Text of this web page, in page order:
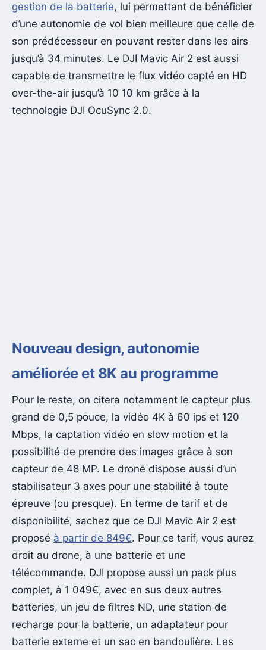
gestion de la batterie, lui permettant de bénéficier
d’une autonomie de vol bien meilleure que celle de
son prédécesseur en pouvant rester dans les airs
jusqu’à 34 minutes. Le DJI Mavic Air 2 est aussi
capable de transmettre le flux vidéo capté en HD
over-the-air jusqu’à 10 10 km grâce à la
technologie DJI OcuSync 2.0.
Nouveau design, autonomie
améliorée et 8K au programme
Pour le reste, on citera notamment le capteur plus
grand de 0,5 pouce, la vidéo 4K à 60 ips et 120
Mbps, la captation vidéo en slow motion et la
possibilité de prendre des images grâce à son
capteur de 48 MP. Le drone dispose aussi d’un
stabilisateur 3 axes pour une stabilité à toute
épreuve (ou presque). En terme de tarif et de
disponibilité, sachez que ce DJI Mavic Air 2 est
proposé à partir de 849€. Pour ce tarif, vous aurez
droit au drone, à une batterie et une
télécommande. DJI propose aussi un pack plus
complet, à 1 049€, avec en sus deux autres
batteries, un jeu de filtres ND, une station de
recharge pour la batterie, un adaptateur pour
batterie externe et un sac en bandoulière. Les